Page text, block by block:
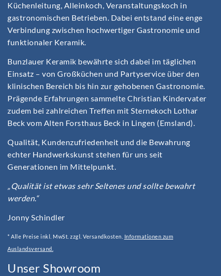
Küchenleitung, Alleinkoch, Veranstaltungskoch in
gastronomischen Betrieben. Dabei entstand eine enge
Verbindung zwischen hochwertiger Gastronomie und
funktionaler Keramik.
Bunzlauer Keramik bewährte sich dabei im täglichen
Einsatz – von Großküchen und Partyservice über den
klinischen Bereich bis hin zur gehobenen Gastronomie.
Prägende Erfahrungen sammelte Christian Kindervater
zudem bei zahlreichen Treffen mit Sternekoch Lothar
Beck vom Alten Forsthaus Beck in Lingen (Emsland).
Qualität, Kundenzufriedenheit und die Bewahrung
echter Handwerkskunst stehen für uns seit
Generationen im Mittelpunkt.
„Qualität ist etwas sehr Seltenes und sollte bewahrt
werden.“
Jonny Schindler
* Alle Preise inkl. MwSt. zzgl. Versandkosten. Informationen zum
Auslandsversand.
Unser Showroom